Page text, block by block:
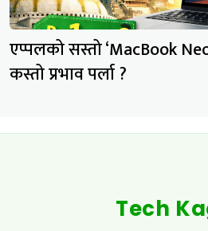
एप्पलको सस्तो ‘MacBook
कस्तो प्रभाव पर्ला ?
Tech